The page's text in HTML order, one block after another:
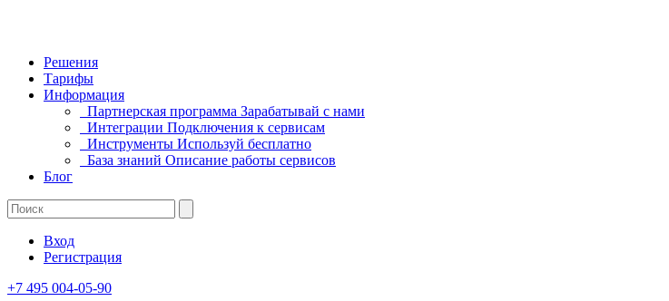
Решения
Тарифы
Информация
Партнерская программа Зарабатывай с нами
Интеграции Подключения к сервисам
Инструменты Используй бесплатно
База знаний Описание работы сервисов
Блог
Вход
Регистрация
+7 495 004-05-90